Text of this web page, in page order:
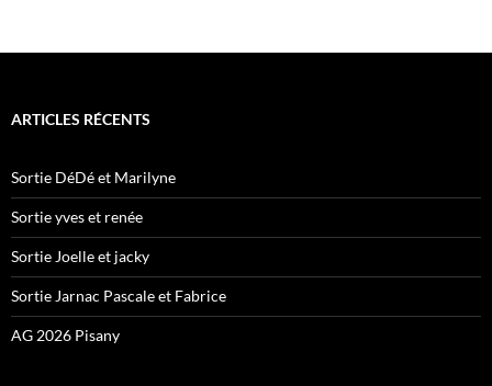
ARTICLES RÉCENTS
Sortie DéDé et Marilyne
Sortie yves et renée
Sortie Joelle et jacky
Sortie Jarnac Pascale et Fabrice
AG 2026 Pisany